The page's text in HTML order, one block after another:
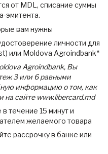
от MDL, списание суммы
эмитента.
вам нужны
личности для
или Moldova Agroindbank*
Agroindbank, Вы
3 или 6 равными
информацию о том, как
на сайте www.libercard.md
течение 15 минут и
желаемого товара
рассрочку в банке или